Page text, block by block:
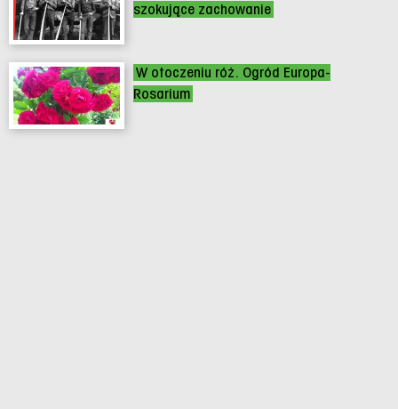
szokujące zachowanie
W otoczeniu róż. Ogród Europa-
Rosarium